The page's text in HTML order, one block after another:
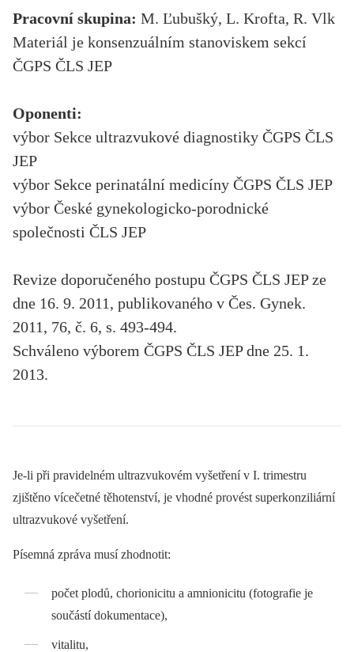
Pracovní skupina: M. Ľubušký, L. Krofta, R. Vlk
Materiál je konsenzuálním stanoviskem sekcí
ČGPS ČLS JEP
Oponenti:
výbor Sekce ultrazvukové diagnostiky ČGPS ČLS
JEP
výbor Sekce perinatální medicíny ČGPS ČLS JEP
výbor České gynekologicko-porodnické
společnosti ČLS JEP
Revize doporučeného postupu ČGPS ČLS JEP ze
dne 16. 9. 2011, publikovaného v Čes. Gynek.
2011, 76, č. 6, s. 493-494.
Schváleno výborem ČGPS ČLS JEP dne 25. 1.
2013.
Je-li při pravidelném ultrazvukovém vyšetření v I. trimestru
zjištěno vícečetné těhotenství, je vhodné provést superkonziliární
ultrazvukové vyšetření.
Písemná zpráva musí zhodnotit:
počet plodů, chorionicitu a amnionicitu (fotografie je
součástí dokumentace),
vitalitu,